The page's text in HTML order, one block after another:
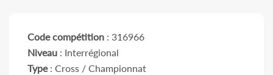
Code compétition : 316966
Niveau : Interrégional
Type: Cross / Championnat